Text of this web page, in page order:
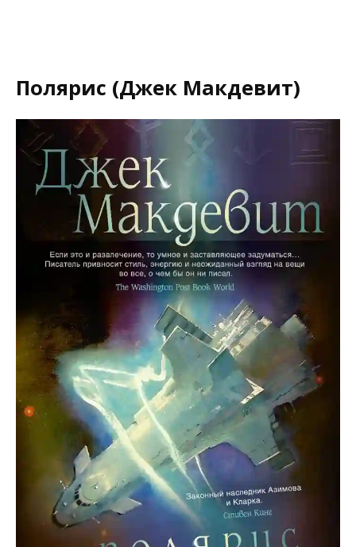
Полярис (Джек Макдевит)